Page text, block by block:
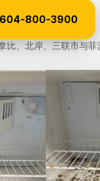
604-800-3900
比、北岸、三联市与菲